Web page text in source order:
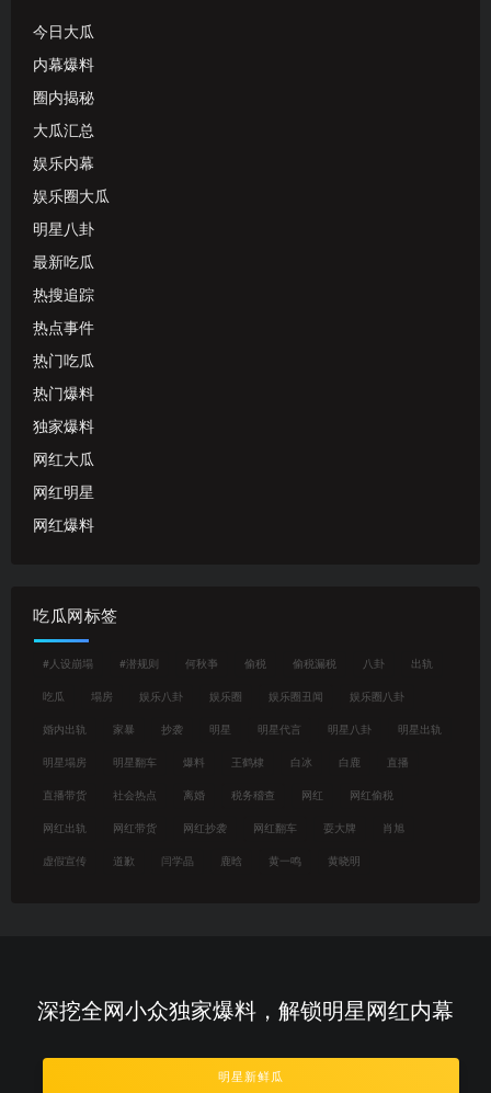
今日大瓜
内幕爆料
圈内揭秘
大瓜汇总
娱乐内幕
娱乐圈大瓜
明星八卦
最新吃瓜
热搜追踪
热点事件
热门吃瓜
热门爆料
独家爆料
网红大瓜
网红明星
网红爆料
吃瓜网标签
#人设崩塌 #潜规则 何秋亊 偷税 偷税漏税 八卦 出轨
吃瓜 塌房 娱乐八卦 娱乐圈 娱乐圈丑闻 娱乐圈八卦
婚内出轨 家暴 抄袭 明星 明星代言 明星八卦 明星出轨
明星塌房 明星翻车 爆料 王鹤棣 白冰 白鹿 直播
直播带货 社会热点 离婚 税务稽查 网红 网红偷税
网红出轨 网红带货 网红抄袭 网红翻车 耍大牌 肖旭
虚假宣传 道歉 闫学晶 鹿晗 黄一鸣 黄晓明
深挖全网小众独家爆料，解锁明星网红内幕
明星新鲜瓜